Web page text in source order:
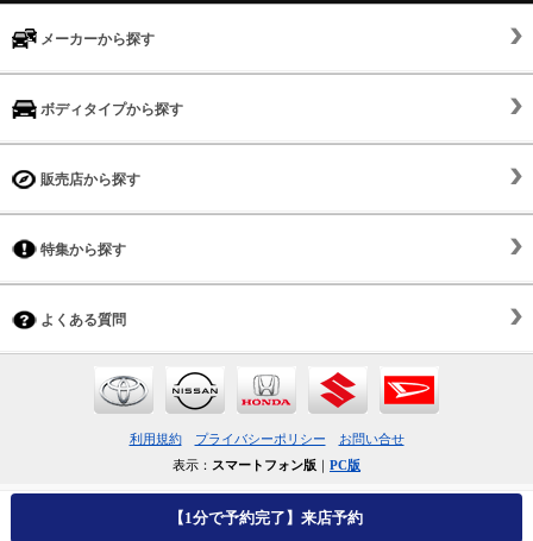
【1分で予約完了】来店予約
メーカーから探す
ボディタイプから探す
販売店から探す
特集から探す
よくある質問
利用規約 プライバシーポリシー
お問い合せ
表示： スマートフォン版 ｜ PC版